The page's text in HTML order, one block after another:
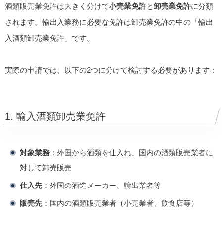
酒類販売業免許は大きく分けて小売業免許と卸売業免許に分類
されます。輸出入業務に必要な免許は卸売業免許の中の「輸出
入酒類卸売業免許」です。
実際の申請では、以下の2つに分けて検討する必要があります：
1. 輸入酒類卸売業免許
対象業務 ：外国から酒類を仕入れ、国内の酒類販売業者に
対して卸売販売
仕入先：外国の酒造メーカー、輸出業者等
販売先：国内の酒類販売業者（小売業者、飲食店等）